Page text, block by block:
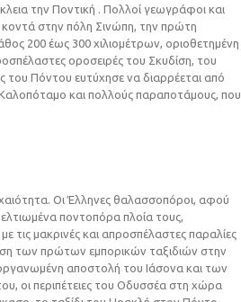
την Ποντική . Πολλοί γεωγράφοι και
κοντά στην πόλη Σινώπη, την πρώτη
200 έως 300 χιλιομέτρων, οριοθετημένη
οροσειρές του Σκυδίση, του
του Πόντου ευτύχησε να διαρρέεται από
και πολλούς παραποτάμους, που
Oι Έλληνες θαλασσοπόροι, αφού
ποντοπόρα πλοία τους,
μακρινές και απροσπέλαστες παραλίες
των πρώτων εμπορικών ταξιδιών στην
αποστολή του Iάσονα και των
οι περιπέτειες του Oδυσσέα στη χώρα